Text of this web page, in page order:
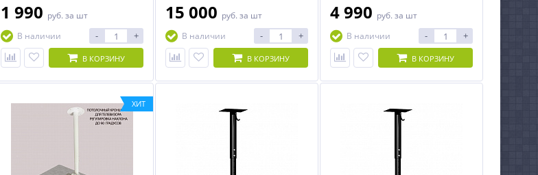
1 990 руб. за шт
В наличии
- +
В КОРЗИНУ
15 000 руб. за шт
В наличии
- +
В КОРЗИНУ
4 990 руб. за шт
В наличии
- +
В КОРЗИНУ
ХИТ